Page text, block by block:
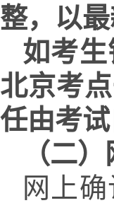
整，以最
如考
北京考
任由考试
（二）
网上